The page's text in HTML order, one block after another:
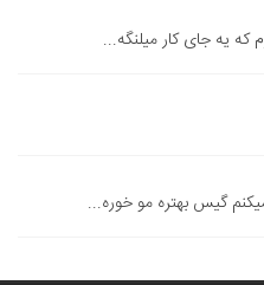
یه جای کار میلنگه...
گیس بهتره مو خوره...